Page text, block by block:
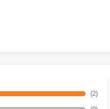
(2)